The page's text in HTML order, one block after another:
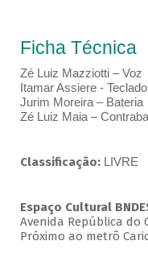
Ficha Técnica
Zé Luiz Mazziotti – Voz
Itamar Assiere - Teclado
Jurim Moreira – Bateria
Zé Luiz Maia –
Classificação: LIVRE
Espaço Cultural
Avenida República do
Próximo ao metrô